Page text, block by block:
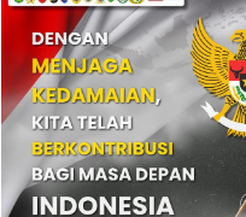
EDUKASI
Pengertian
Contohnya